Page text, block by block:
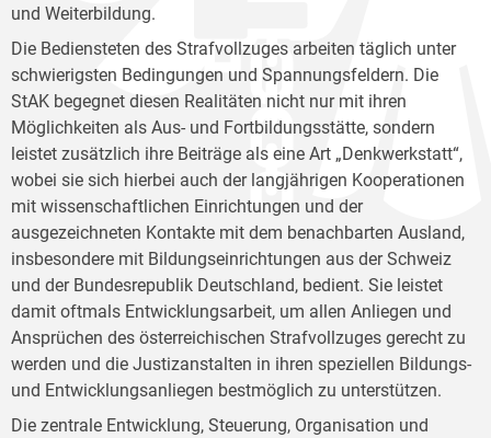
und Weiterbildung.
Die Bediensteten des Strafvollzuges arbeiten täglich unter
schwierigsten Bedingungen und Spannungsfeldern. Die
StAK begegnet diesen Realitäten nicht nur mit ihren
Möglichkeiten als Aus- und Fortbildungsstätte, sondern
leistet zusätzlich ihre Beiträge als eine Art „Denkwerkstatt“,
wobei sie sich hierbei auch der langjährigen Kooperationen
mit wissenschaftlichen Einrichtungen und der
ausgezeichneten Kontakte mit dem benachbarten Ausland,
insbesondere mit Bildungseinrichtungen aus der Schweiz
und der Bundesrepublik Deutschland, bedient. Sie leistet
damit oftmals Entwicklungsarbeit, um allen Anliegen und
Ansprüchen des österreichischen Strafvollzuges gerecht zu
werden und die Justizanstalten in ihren speziellen Bildungs-
und Entwicklungsanliegen bestmöglich zu unterstützen.
Die zentrale Entwicklung, Steuerung, Organisation und